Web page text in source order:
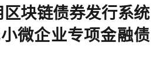
块链债券发行系统
微企业专项金融债